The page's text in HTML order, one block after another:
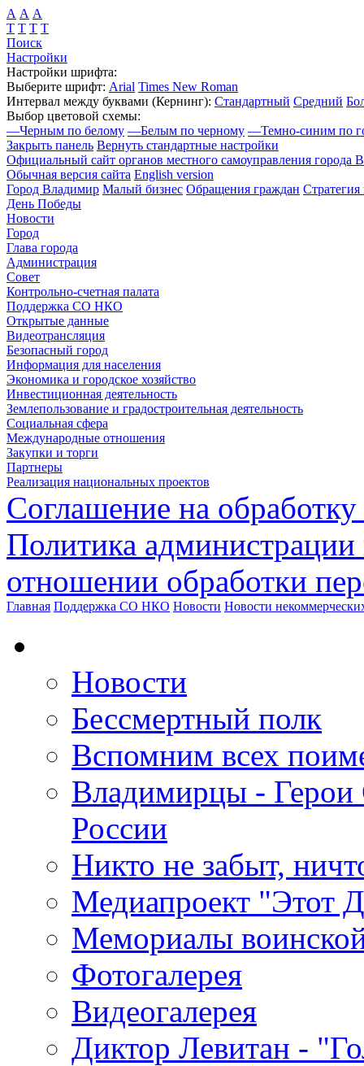
А А А
Т Т Т Т
Поиск
Настройки
Настройки шрифта:
Выберите шрифт: Arial Times New Roman
Интервал между буквами (Кернинг): Стандартный Средний
Выбор цветовой схемы:
—Черным по белому —Белым по черному —Темно-синим по
Закрыть панель Вернуть стандартные настройки
Официальный сайт органов местного самоуправления города
Обычная версия сайта English version
Город Владимир Малый бизнес Обращения граждан Стратегия
День Победы
Новости
Город
Глава города
Администрация
Совет
Контрольно-счетная палата
Поддержка СО НКО
Открытые данные
Видеотрансляция
Безопасный город
Информация для населения
Экономика и городское хозяйство
Инвестиционная деятельность
Землепользование и градостроительная деятельность
Социальная сфера
Международные отношения
Закупки и торги
Партнеры
Реализация национальных проектов
Соглашение на
Политика
отношении обработки
Главная Поддержка СО НКО Новости Новости
Новости
Бессмертный полк
Вспомним всех
Владимирцы - Герои
России
Никто не забыт,
Медиапроект "Этот
Мемориалы
Фотогалерея
Видеогалерея
Диктор Левитан -